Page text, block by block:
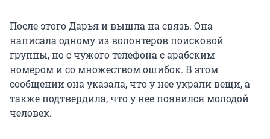
После этого Дарья и вышла на связь. Она
написала одному из волонтеров поисковой
группы, но с чужого телефона с арабским
номером и со множеством ошибок. В этом
сообщении она указала, что у нее украли вещи, а
также подтвердила, что у нее появился молодой
человек.